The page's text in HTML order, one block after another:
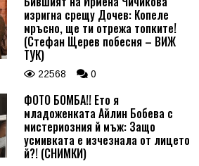
изригна срещу Дочев: Копеле
мръсно, ще ти отрежа топките!
(Стефан Щерев побесня – ВИЖ
ТУК)
22568 0
ФОТО БОМБА!! Ето я
младоженката Айлин Бобева с
мистериозния й мъж: Защо
усмивката е изчезнала от лицето
й?! (СНИМКИ)